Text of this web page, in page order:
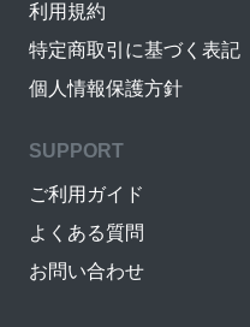
利用規約
特定商取引に基づく表記
個人情報保護方針
SUPPORT
ご利用ガイド
よくある質問
お問い合わせ